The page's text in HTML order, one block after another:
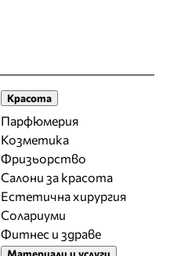
Красота
Парфюмерия
Козметика
Фризьорство
Салони за красота
Естетична хирургия
Солариуми
Фитнес и здраве
Материали и услуги